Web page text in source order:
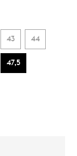
43 44
47,5